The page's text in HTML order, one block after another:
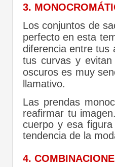
3.
Los conjuntos de
perfecto en esta
diferencia entre tus
tus curvas y
oscuros es muy
llamativo.
Las prendas
reafirmar tu
cuerpo y esa
tendencia de la
4.